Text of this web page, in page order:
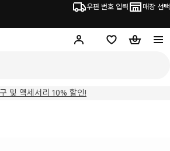
우편 번호 입력 매장 선택
Hej! 로그인 하기
위시리스트장바구니
및 액세서리 10% 할인!